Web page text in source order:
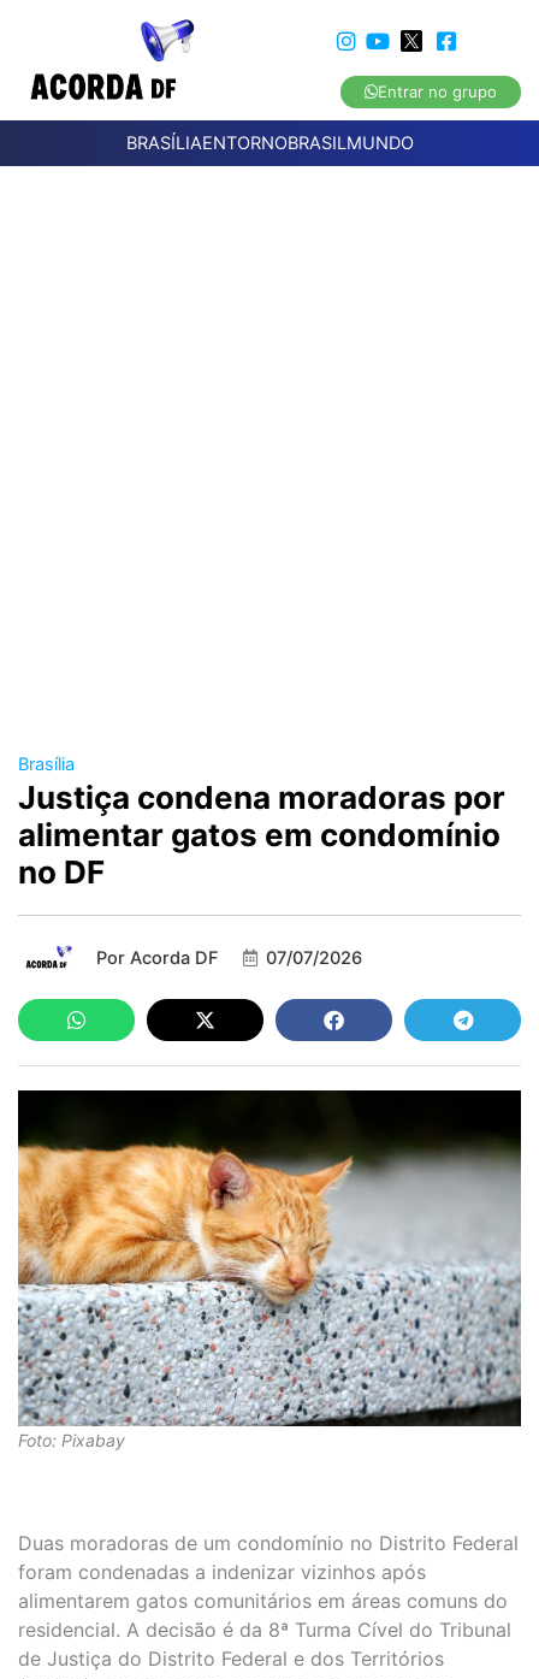
Entrar no grupo
BRASÍLIAENTORNOBRASILMUNDO
Brasília
Justiça condena moradoras por
alimentar gatos em condomínio
no DF
Por Acorda DF 07/07/2026
Foto: Pixabay
Duas moradoras de um condomínio no Distrito Federal
foram condenadas a indenizar vizinhos após
alimentarem gatos comunitários em áreas comuns do
residencial. A decisão é da 8ª Turma Cível do Tribunal
de Justiça do Distrito Federal e dos Territórios